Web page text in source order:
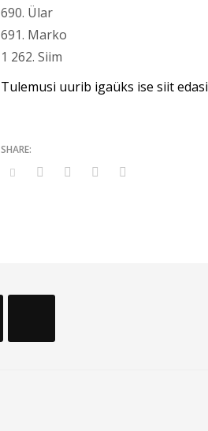
690. Ülar
691. Marko
1 262. Siim
Tulemusi uurib igaüks ise siit edasi